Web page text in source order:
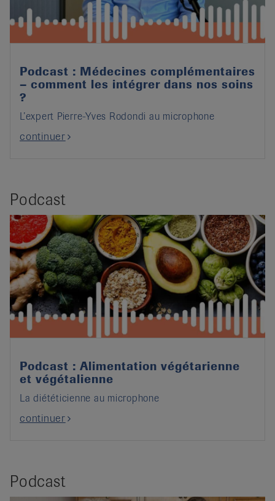
Podcast : Médecines complémentaires
– comment les intégrer dans nos soins
?
L’expert Pierre-Yves Rodondi au microphone
continuer
Podcast
Podcast : Alimentation végétarienne
et végétalienne
La diététicienne au microphone
continuer
Podcast